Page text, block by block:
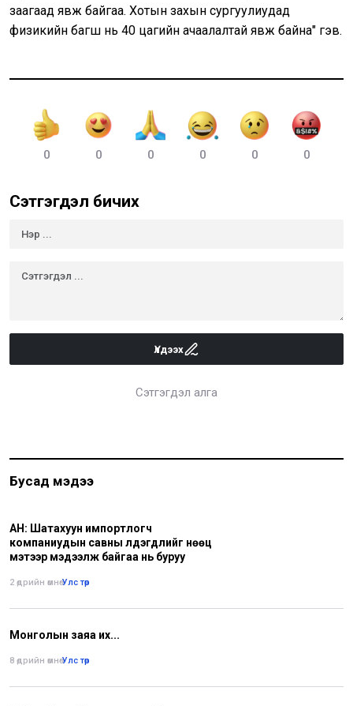
заагаад явж байгаа. Хотын захын сургуулиудад
физикийн багш нь 40 цагийн ачаалалтай явж байна" гэв.
0 0 0 0 0 0
Сэтгэгдэл бичих
Үлдээх
Сэтгэгдэл алга
Бусад мэдээ
АН: Шатахуун импортлогч
компаниудын савны үлдэгдлийг нөөц
мэтээр мэдээлж байгаа нь буруу
2 өдрийн өмнө•Улс төр
Монголын заяа их...
8 өдрийн өмнө•Улс төр